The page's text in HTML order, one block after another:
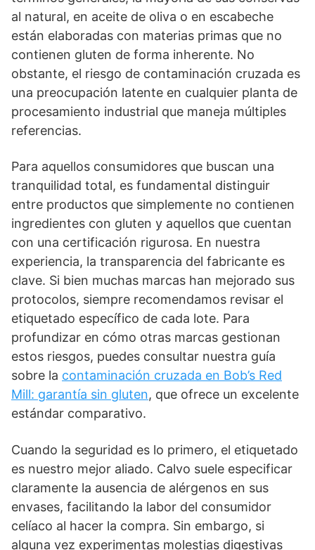
al natural, en aceite de oliva o en escabeche
están elaboradas con materias primas que no
contienen gluten de forma inherente. No
obstante, el riesgo de contaminación cruzada es
una preocupación latente en cualquier planta de
procesamiento industrial que maneja múltiples
referencias.
Para aquellos consumidores que buscan una
tranquilidad total, es fundamental distinguir
entre productos que simplemente no contienen
ingredientes con gluten y aquellos que cuentan
con una certificación rigurosa. En nuestra
experiencia, la transparencia del fabricante es
clave. Si bien muchas marcas han mejorado sus
protocolos, siempre recomendamos revisar el
etiquetado específico de cada lote. Para
profundizar en cómo otras marcas gestionan
estos riesgos, puedes consultar nuestra guía
sobre la contaminación cruzada en Bob’s Red
Mill: garantía sin gluten, que ofrece un excelente
estándar comparativo.
Cuando la seguridad es lo primero, el etiquetado
es nuestro mejor aliado. Calvo suele especificar
claramente la ausencia de alérgenos en sus
envases, facilitando la labor del consumidor
celíaco al hacer la compra. Sin embargo, si
alguna vez experimentas molestias digestivas